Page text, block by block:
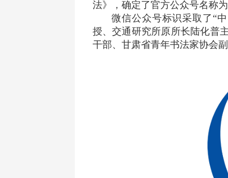
法》，确定了官方公众号名称
微信公众号标识采取了“
授、交通研究所原所长陆化普
干部、甘肃省青年书法家协会